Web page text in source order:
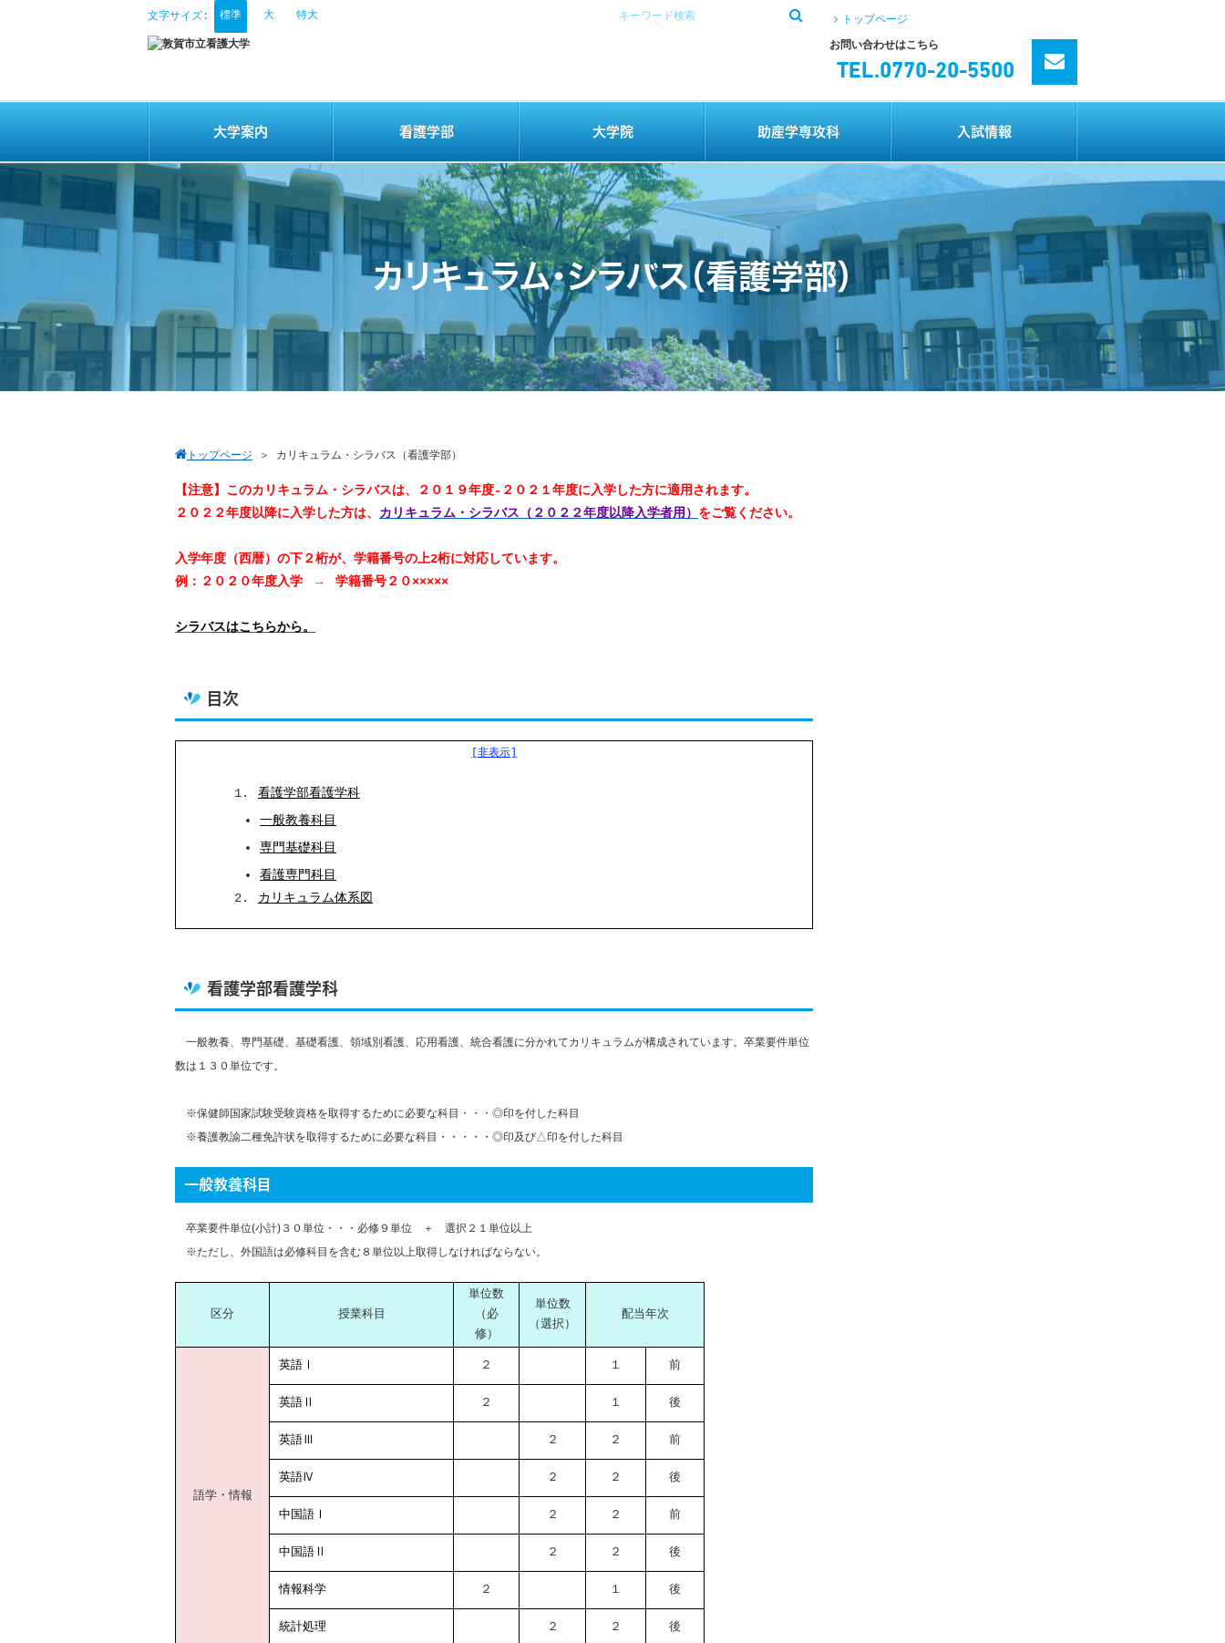
お問い合わせはこちら
TEL.0770-20-5500
文字サイズ: 標準 大 特大 トップページ
大学案内 看護学部 大学院 助産学専攻科 入試情報
カリキュラム・シラバス（看護学部）
トップページ ＞ カリキュラム・シラバス（看護学部）
【注意】このカリキュラム・シラバスは、２０１９年度-２０２１年度に入学した方に適用されます。
２０２２年度以降に入学した方は、 カリキュラム・シラバス（２０２２年度以降入学者用） をご覧ください。
入学年度（西暦）の下２桁が、学籍番号の上2桁に対応しています。
例：２０２０年度入学 → 学籍番号２０×××××
シラバスはこちらから。
目次
[非表示]
1.
看護学部看護学科
一般教養科目
専門基礎科目
看護専門科目
2.
カリキュラム体系図
看護学部看護学科
一般教養、専門基礎、基礎看護、領域別看護、応用看護、統合看護に分かれてカリキュラムが構成されています。卒業要件単位
数は１３０単位です。
※保健師国家試験受験資格を取得するために必要な科目・・・◎印を付した科目
※養護教諭二種免許状を取得するために必要な科目・・・・・◎印及び△印を付した科目
一般教養科目
卒業要件単位(小計)３０単位・・・必修９単位 ＋ 選択２１単位以上
※ただし、外国語は必修科目を含む８単位以上取得しなければならない。
区分 授業科目
単位数
（必
修）
単位数
（選択）
配当年次
語学・情報
英語Ⅰ ２ １ 前
英語Ⅱ ２ １ 後
英語 ２ ２ 前
英語Ⅳ ２ ２ 後
中国語Ⅰ ２ ２ 前
中国語Ⅱ ２ ２ 後
情報科学 ２ １ 後
統計処理 ２ ２ 後